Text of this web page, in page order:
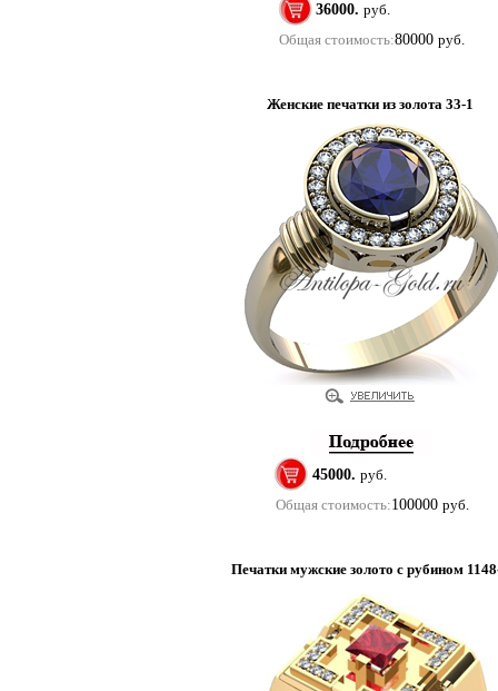
36000.руб.
Общая стоимость:80000руб.
Женские печатки из золота 33-1
45000. руб.
Общая стоимость:100000 руб.
Печатки мужские золото с рубином